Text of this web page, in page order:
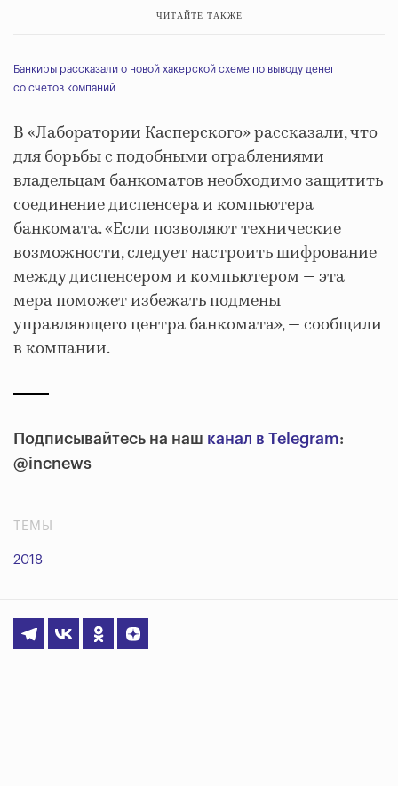
ЧИТАЙТЕ ТАКЖЕ
Банкиры рассказали о новой хакерской схеме по выводу денег
со счетов компаний
В «Лаборатории Касперского» рассказали, что
для борьбы с подобными ограблениями
владельцам банкоматов необходимо защитить
соединение диспенсера и компьютера
банкомата. «Если позволяют технические
возможности, следует настроить шифрование
между диспенсером и компьютером — эта
мера поможет избежать подмены
управляющего центра банкомата», — сообщили
в компании.
Подписывайтесь на наш канал в Telegram:
@incnews
ТЕМЫ
2018